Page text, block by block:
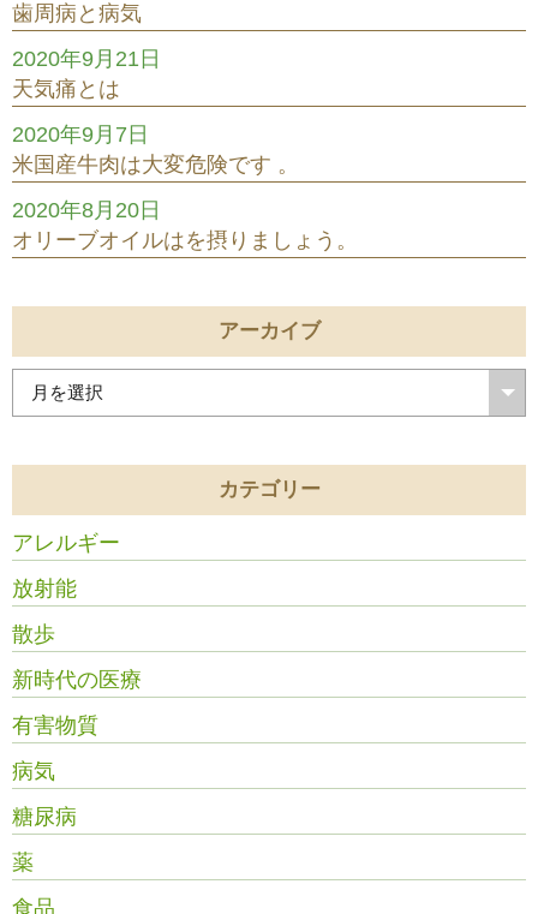
歯周病と病気
天気痛とは
2020年9月21日
米国産牛肉は大変危険です 。
2020年9月7日
オリーブオイルはを摂りましょう。
2020年8月20日
アーカイブ
カテゴリー
アレルギー
放射能
散歩
新時代の医療
有害物質
病気
糖尿病
薬
食品